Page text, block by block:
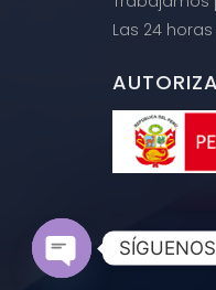
Las 24